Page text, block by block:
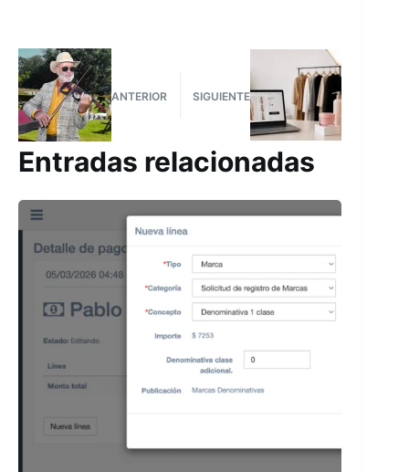
ANTERIOR SIGUIENTE
Entradas relacionadas